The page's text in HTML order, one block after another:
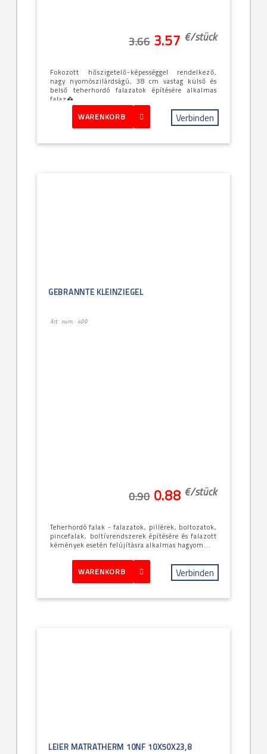
3.66 3.57 €/stück
Fokozott hőszigetelő-képességgel rendelkező,
nagy nyomószilárdságú, 38 cm vastag külső és
belső teherhordó falazatok építésére alkalmas
falaz�...
WARENKORB Verbinden
GEBRANNTE KLEINZIEGEL
Art. num.: 499
0.90 0.88 €/stück
Teherhordó falak - falazatok, pillérek, boltozatok,
pincefalak, boltívrendszerek építésére és falazott
kémények esetén felújításra alkalmas hagyom...
WARENKORB Verbinden
LEIER MATRATHERM 10NF 10X50X23,8